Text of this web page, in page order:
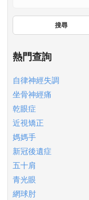
搜尋
熱門查詢
自律神經失調
坐骨神經痛
乾眼症
近視矯正
媽媽手
新冠後遺症
五十肩
青光眼
網球肘